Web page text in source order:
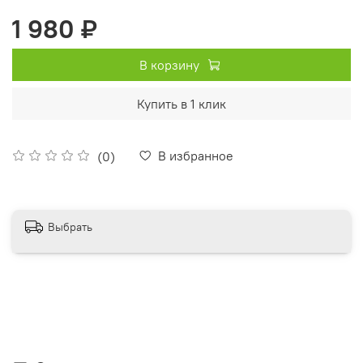
(0) В избранное
1 980 ₽
В корзину
Купить в 1 клик
Выбрать